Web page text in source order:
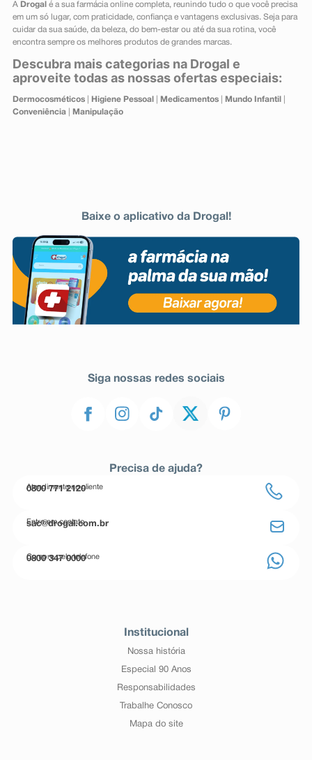
A Drogal é a sua farmácia online completa, reunindo tudo o que você precisa
em um só lugar, com praticidade, confiança e vantagens exclusivas. Seja para
cuidar da sua saúde, da beleza, do bem-estar ou até da sua rotina, você
encontra sempre os melhores produtos de grandes marcas.
Descubra mais categorias na Drogal e
aproveite todas as nossas ofertas especiais:
Dermocosméticos| Higiene Pessoal Medicamentos| Mundo Infantil
Conveniência| Manipulação
Baixe o aplicativo da Drogal!
Siga nossas redes sociais
Precisa de ajuda?
Atendimento ao cliente
0800 771 2120
Entre em contato
sac@drogal.com.br
Compre pelo telefone
0800 347 0000
Institucional
Nossa história
Especial 90 Anos
Responsabilidades
Trabalhe Conosco
Mapa do site